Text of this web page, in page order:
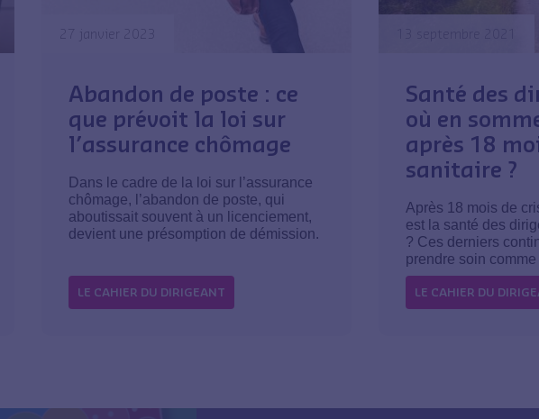
27 janvier 2023
Abandon de poste : ce
que prévoit la loi sur
l’assurance chômage
Dans le cadre de la loi sur l’assurance
chômage, l’abandon de poste, qui
aboutissait souvent à un licenciement,
devient une présomption de démission.
LE CAHIER DU DIRIGEANT
Santé des
où en
après 18
sanitaire ?
Après 18 mois de
est la santé des
? Ces derniers
prendre soin comme
LE CAHIER DU